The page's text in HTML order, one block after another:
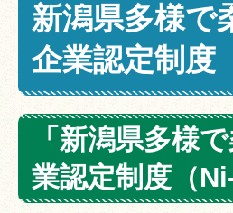
新潟県多様で
企業認定制度
「新潟県多様
業認定制度（